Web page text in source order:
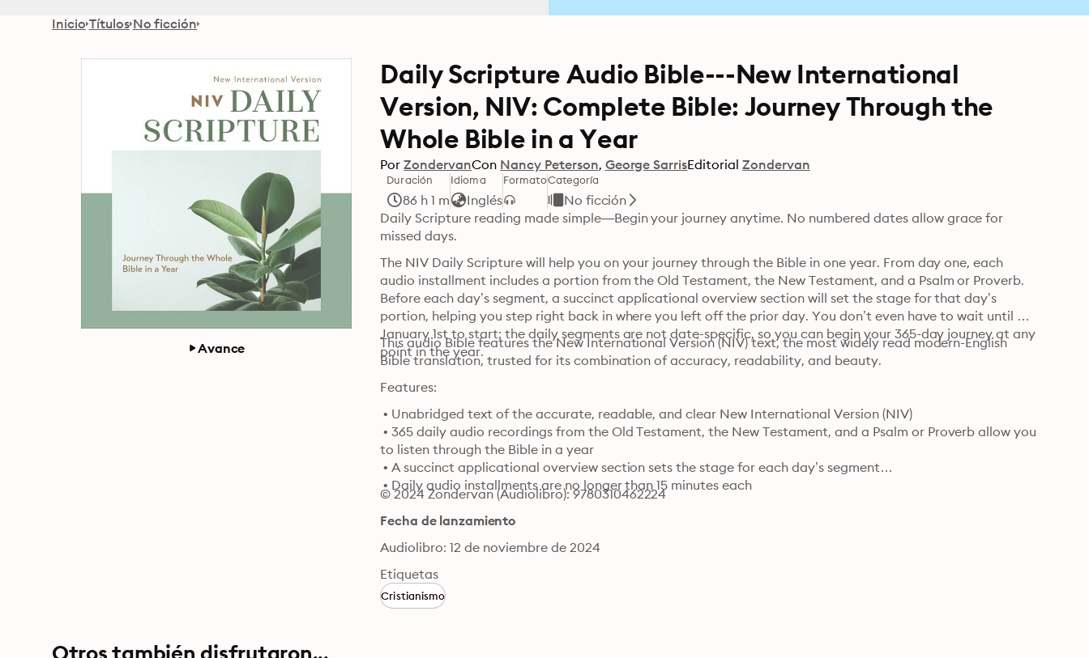
Inicio Títulos No ficción
Avance
Daily Scripture Audio Bible---New International
Version, NIV: Complete Bible: Journey Through the
Whole Bible in a Year
Por ZondervanCon Nancy Peterson George SarrisEditorial Zondervan
Duración
86 h 1 m
Idioma
Inglés
FormatoCategoría
No ficción
Daily Scripture reading made simple—Begin your journey anytime. No numbered dates allow grace for
missed days.
The NIV Daily Scripture will help you on your journey through the Bible in one year. From day one, each
audio installment includes a portion from the Old Testament, the New Testament, and a Psalm or Proverb.
Before each day’s segment, a succinct applicational overview section will set the stage for that day’s
portion, helping you step right back in where you left off the prior day. You don’t even have to wait until
January 1st to start; the daily segments are not date-specific, so you can begin your 365-day journey at any
point in the year.
This audio Bible features the New International Version (NIV) text, the most widely read modern-English
Bible translation, trusted for its combination of accuracy, readability, and beauty.
Features:
• Unabridged text of the accurate, readable, and clear New International Version (NIV)
• 365 daily audio recordings from the Old Testament, the New Testament, and a Psalm or Proverb allow you
to listen through the Bible in a year
• A succinct applicational overview section sets the stage for each day’s segment
• Daily audio installments are no longer than 15 minutes each
© 2024 Zondervan (Audiolibro): 9780310462224
Fecha de lanzamiento
Audiolibro: 12 de noviembre de 2024
Etiquetas
Cristianismo